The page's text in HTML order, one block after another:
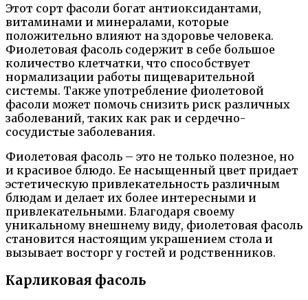
Этот сорт фасоли богат антиоксидантами,
витаминами и минералами, которые
положительно влияют на здоровье человека.
Фиолетовая фасоль содержит в себе большое
количество клетчатки, что способствует
нормализации работы пищеварительной
системы. Также употребление фиолетовой
фасоли может помочь снизить риск различных
заболеваний, таких как рак и сердечно-
сосудистые заболевания.
Фиолетовая фасоль – это не только полезное, но
и красивое блюдо. Ее насыщенный цвет придает
эстетическую привлекательность различным
блюдам и делает их более интересными и
привлекательными. Благодаря своему
уникальному внешнему виду, фиолетовая фасоль
становится настоящим украшением стола и
вызывает восторг у гостей и родственников.
Карликовая фасоль